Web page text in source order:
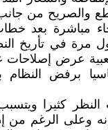
والصريح من
مباشرة بعد
مرة في تأريخ
عرض إصلاحات
برفض النظام
کثيرا
وعلى الرغم من